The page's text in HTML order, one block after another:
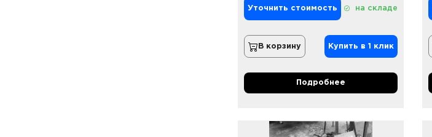
Уточнить стоимость на складе
В корзину Купить в 1 клик
Подробнее